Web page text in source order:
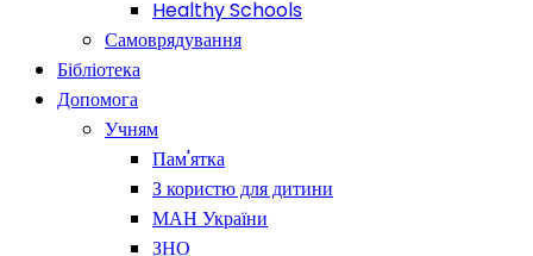
Healthy Schools
Самоврядування
Бібліотека
Допомога
Учням
Пам'ятка
З користю для дитини
МАН України
ЗНО